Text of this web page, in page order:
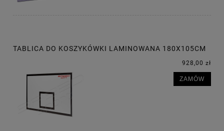
TABLICA DO KOSZYKÓWKI LAMINOWANA 180X105CM
928,00 zł
ZAMÓW